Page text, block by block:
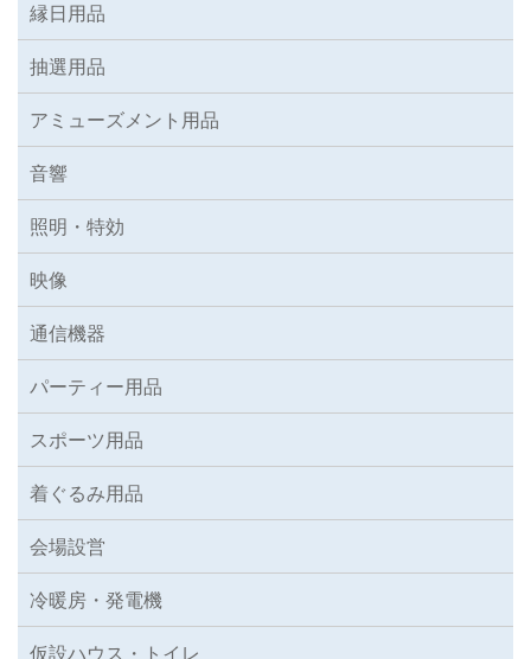
縁日用品
抽選用品
アミューズメント用品
音響
照明・特効
映像
通信機器
パーティー用品
スポーツ用品
着ぐるみ用品
会場設営
冷暖房・発電機
仮設ハウス・トイレ